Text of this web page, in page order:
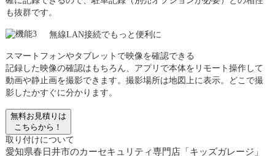
も抜群です。
無線LAN接続でもっと便利に
スマートフォンやタブレットで映像を確認できる
記録した映像の確認はもちろん、アプリで本体をリモート操作して
動画や静止画を撮影できます。撮影場所は地図上に表示。どこで撮
影したかすぐに分かります。
無料お見積りは
こちらから！
取り付けについて
愛知県春日井市のカーセキュリティ専門店「キッズガレージ」